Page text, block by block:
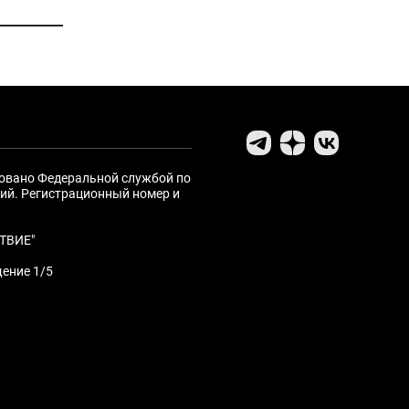
Федеральной службой по
Регистрационный номер и
1/5